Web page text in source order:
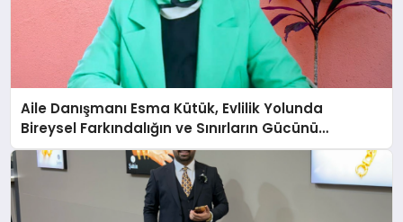
Aile Danışmanı Esma Kütük, Evlilik Yolunda
Bireysel Farkındalığın ve Sınırların Gücünü
Anlatıyor